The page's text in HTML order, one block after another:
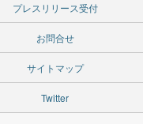
プレスリリース受付
お問合せ
サイトマップ
Twitter